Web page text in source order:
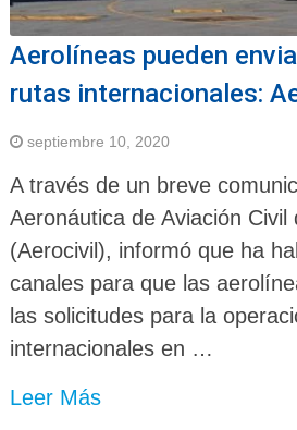
Aerolíneas pueden
rutas internacionales:
septiembre 10, 2020
A través de un breve
Aeronáutica de Aviación Civil
(Aerocivil), informó que ha
canales para que las
las solicitudes para la
internacionales en …
Leer Más